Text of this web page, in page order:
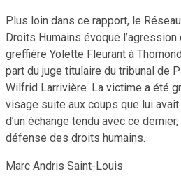
Plus loin dans ce rapport, le
Droits Humains évoque l’agression
greffière Yolette Fleurant à
part du juge titulaire du tribunal de
Wilfrid Larrivière. La victime a été
visage suite aux coups que lui
d’un échange tendu avec ce
défense des droits humains.
Marc Andris Saint-Louis